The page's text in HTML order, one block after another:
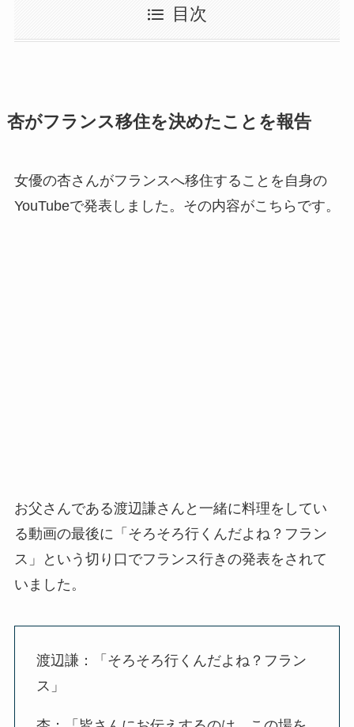
目次
杏がフランス移住を決めたことを報告
女優の杏さんがフランスへ移住することを自身の
YouTubeで発表しました。その内容がこちらです。
お父さんである渡辺謙さんと一緒に料理をしてい
る動画の最後に「そろそろ行くんだよね？フラン
ス」という切り口でフランス行きの発表をされて
いました。
渡辺謙：「そろそろ行くんだよね？フラン
ス」